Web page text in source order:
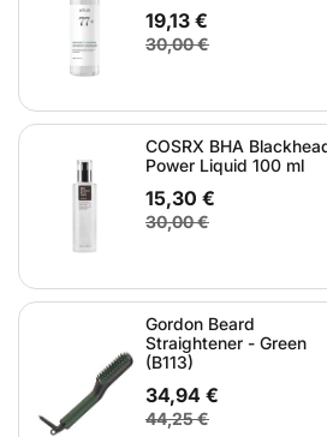
19,13 €
30,00 €
COSRX BHA
Power Liquid 100 ml
15,30 €
30,00 €
Gordon Beard
Straightener - Green
(B113)
34,94 €
44,25 €